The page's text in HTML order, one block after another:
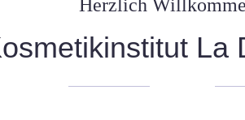
Herzlich
La